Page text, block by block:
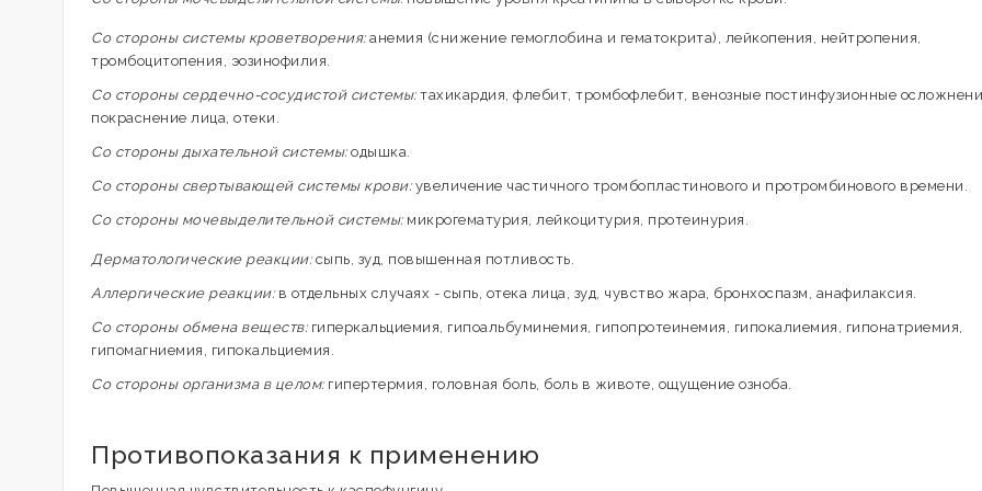
Со стороны системы кроветворения:анемия (снижение гемоглобина и гематокрита), лейкопения, нейтропения,
тромбоцитопения, эозинофилия.
Со стороны сердечно-сосудистой системы:тахикардия, флебит, тромбофлебит, венозные постинфузионные
покраснение лица, отеки.
Со стороны дыхательной системы:одышка.
Со стороны свертывающей системы крови:увеличение частичного тромбопластинового и протромбинового времени.
Со стороны мочевыделительной системы:микрогематурия, лейкоцитурия, протеинурия.
Дерматологические реакции:сыпь, зуд, повышенная потливость.
Аллергические реакции:в отдельных случаях - сыпь, отека лица, зуд, чувство жара, бронхоспазм, анафилаксия.
Со стороны обмена веществ:гиперкальциемия, гипоальбуминемия, гипопротеинемия, гипокалиемия, гипонатриемия,
гипомагниемия, гипокальциемия.
Со стороны организма в целом:гипертермия, головная боль, боль в животе, ощущение озноба.
Противопоказания к применению